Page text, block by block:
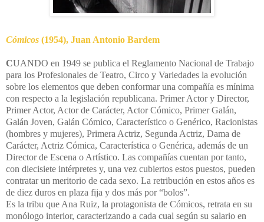
Cómicos (1954), Juan Antonio Bardem
CUANDO en 1949 se publica el Reglamento Nacional de Trabajo
para los Profesionales de Teatro, Circo y Variedades la evolución
sobre los elementos que deben conformar una compañía es mínima
con respecto a la legislación republicana. Primer Actor y Director,
Primer Actor, Actor de Carácter, Actor Cómico, Primer Galán,
Galán Joven, Galán Cómico, Característico o Genérico, Racionistas
(hombres y mujeres), Primera Actriz, Segunda Actriz, Dama de
Carácter, Actriz Cómica, Característica o Genérica, además de un
Director de Escena o Artístico. Las compañías cuentan por tanto,
con diecisiete intérpretes y, una vez cubiertos estos puestos, pueden
contratar un meritorio de cada sexo. La retribución en estos años es
de diez duros en plaza fija y dos más por “bolos”.
Es la tribu que Ana Ruiz, la protagonista de Cómicos, retrata en su
monólogo interior, caracterizando a cada cual según su salario en